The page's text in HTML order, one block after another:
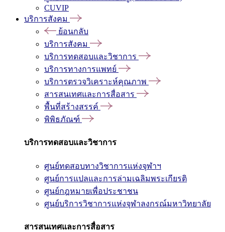
CUVIP
บริการสังคม
ย้อนกลับ
บริการสังคม
บริการทดสอบและวิชาการ
บริการทางการแพทย์
บริการตรวจวิเคราะห์คุณภาพ
สารสนเทศและการสื่อสาร
พื้นที่สร้างสรรค์
พิพิธภัณฑ์
บริการทดสอบและวิชาการ
ศูนย์ทดสอบทางวิชาการแห่งจุฬาฯ
ศูนย์การแปลและการล่ามเฉลิมพระเกียรติ
ศูนย์กฎหมายเพื่อประชาชน
ศูนย์บริการวิชาการแห่งจุฬาลงกรณ์มหาวิทยาลัย
สารสนเทศและการสื่อสาร